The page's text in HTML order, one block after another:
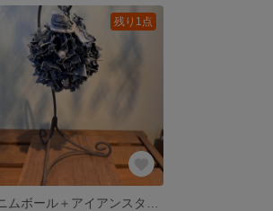
残り1点